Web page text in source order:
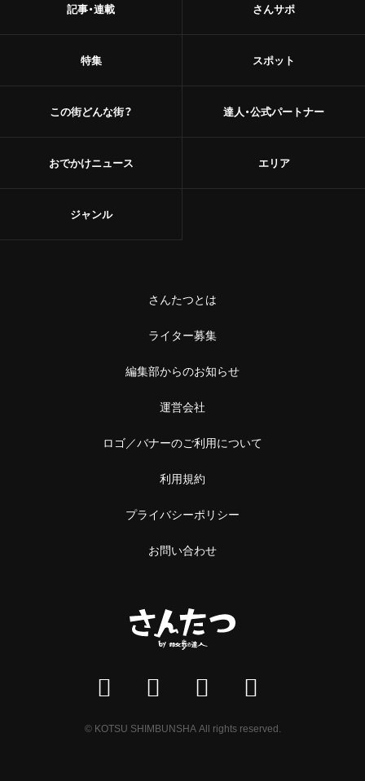
記事・連載
特集
この街どんな街？
おでかけニュース
さんサポ
スポット
達人・公式パートナー
エリア
ジャンル
さんたつとは
ライター募集
編集部からのお知らせ
運営会社
ロゴ／バナーのご利用について
利用規約
プライバシーポリシー
お問い合わせ
© KOTSU SHIMBUNSHA All rights reserved.